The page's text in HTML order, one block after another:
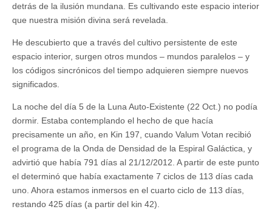
detrás de la ilusión mundana. Es cultivando este espacio interior
que nuestra misión divina será revelada.
He descubierto que a través del cultivo persistente de este
espacio interior, surgen otros mundos – mundos paralelos – y
los códigos sincrónicos del tiempo adquieren siempre nuevos
significados.
La noche del día 5 de la Luna Auto-Existente (22 Oct.) no podía
dormir. Estaba contemplando el hecho de que hacía
precisamente un año, en Kin 197, cuando Valum Votan recibió
el programa de la Onda de Densidad de la Espiral Galáctica, y
advirtió que había 791 días al 21/12/2012. A partir de este punto
el determinó que había exactamente 7 ciclos de 113 días cada
uno. Ahora estamos inmersos en el cuarto ciclo de 113 días,
restando 425 días (a partir del kin 42).